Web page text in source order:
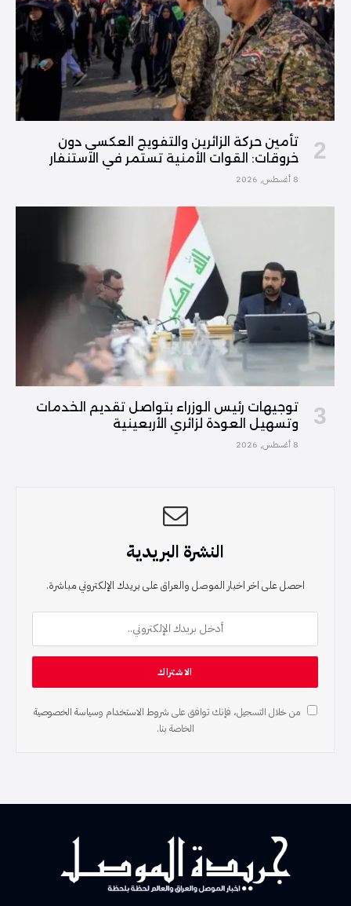
تأمين حركة الزائرين والتفويج العكسي دون
خروقات: القوات الأمنية تستمر في الاستنفار
8 أغسطس, 2026
توجيهات رئيس الوزراء بتواصل تقديم الخدمات
وتسهيل العودة لزائري الأربعينية
8 أغسطس, 2026
النشرة البريدية
احصل على اخر اخبار الموصل والعراق على بريدك الإلكتروني مباشرة.
من خلال التسجيل، فإنك توافق على شروط الاستخدام وسياسة الخصوصية
الخاصة بنا.